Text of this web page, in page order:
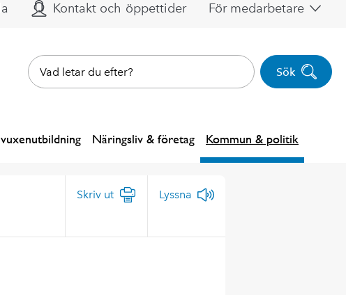
Kontakt och öppettider För medarbetare
Sök
Näringsliv & företag Kommun & politik
Skriv ut Lyssna